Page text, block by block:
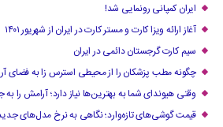
ایران کمپانی رونمایی شد!
آغاز ارائه ویزا کارت و مستر کارت در ایران از شهریور ۱۴۰۱
سیم کارت گرجستان دائمی در ایران
چگونه مطب پزشکان را از محیطی استرس زا به فضای
وقتی هیوندای شما به بهترین‌ها نیاز دارد؛ آرامش را به
قیمت گوشی‌های تازه‌وارد؛ نگاهی به نرخ مدل‌های جدید